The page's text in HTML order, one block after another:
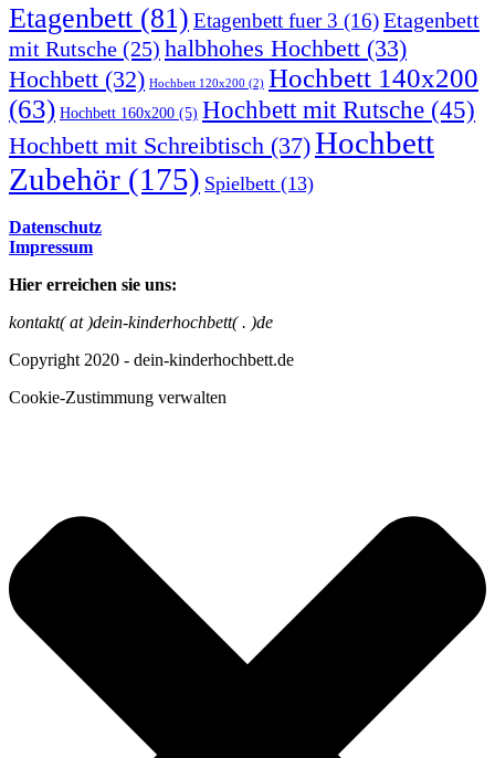
Etagenbett (81) Etagenbett fuer 3 (16)Etagenbett
mit Rutsche (25) halbhohes Hochbett (33)
Hochbett (32) Hochbett 120x200 (2) Hochbett 140x200
(63) Hochbett 160x200 (5) Hochbett mit Rutsche (45)
Hochbett mit Schreibtisch (37)Hochbett
Zubehör (175) Spielbett (13)
Datenschutz
Impressum
Hier erreichen sie uns:
kontakt( at )dein-kinderhochbett( . )de
Copyright 2020 - dein-kinderhochbett.de
Cookie-Zustimmung verwalten